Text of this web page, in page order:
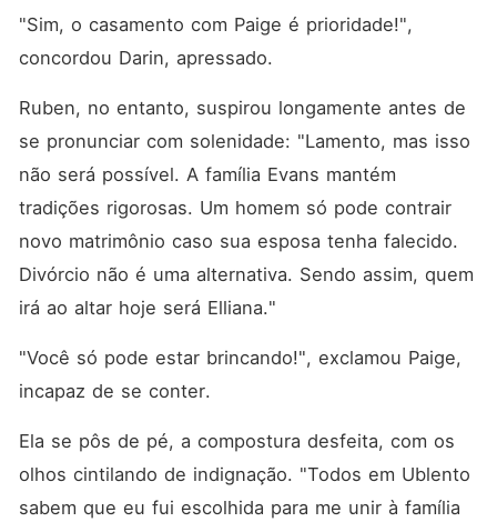
"Sim, o casamento com Paige é prioridade!",
concordou Darin, apressado.
Ruben, no entanto, suspirou longamente antes de
se pronunciar com solenidade: "Lamento, mas isso
não será possível. A família Evans mantém
tradições rigorosas. Um homem só pode contrair
novo matrimônio caso sua esposa tenha falecido.
Divórcio não é uma alternativa. Sendo assim, quem
irá ao altar hoje será Elliana."
"Você só pode estar brincando!", exclamou Paige,
incapaz de se conter.
Ela se pôs de pé, a compostura desfeita, com os
olhos cintilando de indignação. "Todos em Ublento
sabem que eu fui escolhida para me unir à família